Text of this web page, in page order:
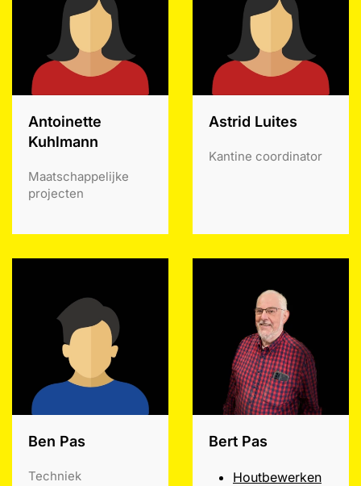
Antoinette
Kuhlmann
Maatschappelijke
projecten
Astrid Luites
Kantine coordinator
Ben Pas
Techniek
Bert Pas
Houtbewerken